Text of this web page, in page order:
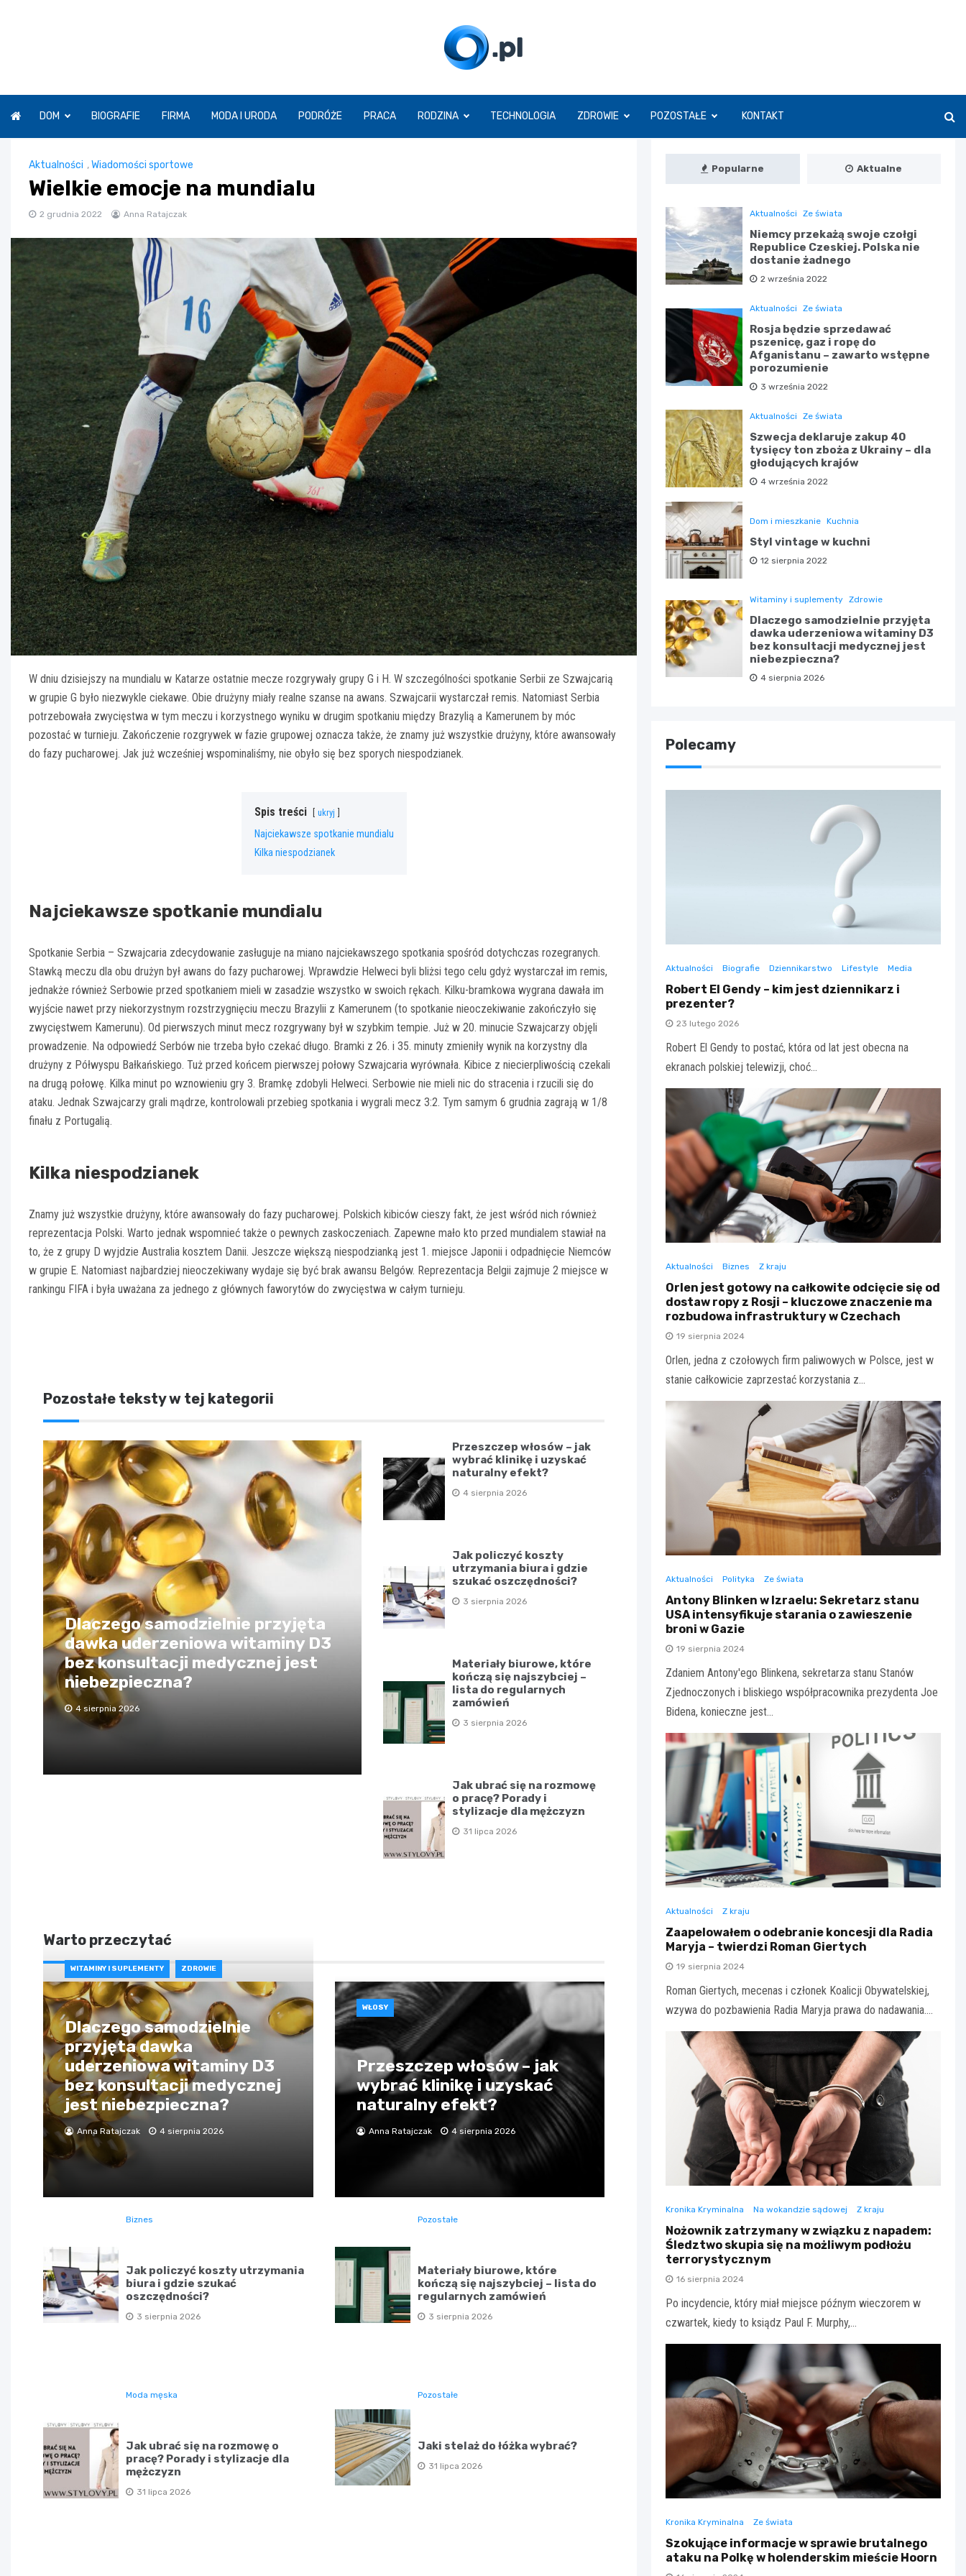
O.pl
DOM BIOGRAFIE FIRMA MODA I URODA PODRÓŻE PRACA RODZINA TECHNOLOGIA ZDROWIE POZOSTAŁE KONTAKT
Aktualności ,Wiadomości sportowe
Wielkie emocje na mundialu
2 grudnia 2022 Anna Ratajczak
W dniu dzisiejszy na mundialu w Katarze ostatnie mecze rozgrywały grupy G i H. W szczególności spotkanie Serbii ze Szwajcarią
w grupie G było niezwykle ciekawe. Obie drużyny miały realne szanse na awans. Szwajcarii wystarczał remis. Natomiast Serbia
potrzebowała zwycięstwa w tym meczu i korzystnego wyniku w drugim spotkaniu między Brazylią a Kamerunem by móc
pozostać w turnieju. Zakończenie rozgrywek w fazie grupowej oznacza także, że znamy już wszystkie drużyny, które awansowały
do fazy pucharowej. Jak już wcześniej wspominaliśmy, nie obyło się bez sporych niespodzianek.
Spis treści ukryj
Najciekawsze spotkanie mundialu
Kilka niespodzianek
Najciekawsze spotkanie mundialu
Spotkanie Serbia – Szwajcaria zdecydowanie zasługuje na miano najciekawszego spotkania spośród dotychczas rozegranych.
Stawką meczu dla obu drużyn był awans do fazy pucharowej. Wprawdzie Helweci byli bliżsi tego celu gdyż wystarczał im remis,
jednakże również Serbowie przed spotkaniem mieli w zasadzie wszystko w swoich rękach. Kilku-bramkowa wygrana dawała im
wyjście nawet przy niekorzystnym rozstrzygnięciu meczu Brazylii z Kamerunem (to spotkanie nieoczekiwanie zakończyło się
zwycięstwem Kamerunu). Od pierwszych minut mecz rozgrywany był w szybkim tempie. Już w 20. minucie Szwajcarzy objęli
prowadzenie. Na odpowiedź Serbów nie trzeba było czekać długo. Bramki z 26. i 35. minuty zmieniły wynik na korzystny dla
drużyny z Półwyspu Bałkańskiego. Tuż przed końcem pierwszej połowy Szwajcaria wyrównała. Kibice z niecierpliwością czekali
na drugą połowę. Kilka minut po wznowieniu gry 3. Bramkę zdobyli Helweci. Serbowie nie mieli nic do stracenia i rzucili się do
ataku. Jednak Szwajcarzy grali mądrze, kontrolowali przebieg spotkania i wygrali mecz 3:2. Tym samym 6 grudnia zagrają w 1/8
finału z Portugalią.
Kilka niespodzianek
Znamy już wszystkie drużyny, które awansowały do fazy pucharowej. Polskich kibiców cieszy fakt, że jest wśród nich również
reprezentacja Polski. Warto jednak wspomnieć także o pewnych zaskoczeniach. Zapewne mało kto przed mundialem stawiał na
to, że z grupy D wyjdzie Australia kosztem Danii. Jeszcze większą niespodzianką jest 1. miejsce Japonii i odpadnięcie Niemców
w grupie E. Natomiast najbardziej nieoczekiwany wydaje się być brak awansu Belgów. Reprezentacja Belgii zajmuje 2 miejsce w
rankingu FIFA i była uważana za jednego z głównych faworytów do zwycięstwa w całym turnieju.
Pozostałe teksty w tej kategorii
Dlaczego samodzielnie przyjęta
dawka uderzeniowa witaminy D3
bez konsultacji medycznej jest
niebezpieczna?
4 sierpnia 2026
Przeszczep włosów – jak
wybrać klinikę i uzyskać
naturalny efekt?
4 sierpnia 2026
Jak policzyć koszty
utrzymania biura i gdzie
szukać oszczędności?
3 sierpnia 2026
Materiały biurowe, które
kończą się najszybciej –
lista do regularnych
zamówień
3 sierpnia 2026
Jak ubrać się na rozmowę
o pracę? Porady i
stylizacje dla mężczyzn
31 lipca 2026
Warto przeczytać
WITAMINY I SUPLEMENTY ZDROWIE
Dlaczego samodzielnie
przyjęta dawka
uderzeniowa witaminy D3
bez konsultacji medycznej
jest niebezpieczna?
Anna Ratajczak 4 sierpnia 2026
WŁOSY
Przeszczep włosów – jak
wybrać klinikę i uzyskać
naturalny efekt?
Anna Ratajczak 4 sierpnia 2026
Biznes
Jak policzyć koszty utrzymania
biura i gdzie szukać
oszczędności?
3 sierpnia 2026
Pozostałe
Materiały biurowe, które
kończą się najszybciej – lista do
regularnych zamówień
3 sierpnia 2026
Moda męska
Jak ubrać się na rozmowę o
pracę? Porady i stylizacje dla
mężczyzn
31 lipca 2026
Pozostałe
Jaki stelaż do łóżka wybrać?
31 lipca 2026
Popularne Aktualne
Aktualności Ze świata
Niemcy przekażą swoje czołgi
Republice Czeskiej. Polska nie
dostanie żadnego
2 września 2022
Aktualności Ze świata
Rosja będzie sprzedawać
pszenicę, gaz i ropę do
Afganistanu – zawarto wstępne
porozumienie
3 września 2022
Aktualności Ze świata
Szwecja deklaruje zakup 40
tysięcy ton zboża z Ukrainy – dla
głodujących krajów
4 września 2022
Dom i mieszkanie Kuchnia
Styl vintage w kuchni
12 sierpnia 2022
Witaminy i suplementy Zdrowie
Dlaczego samodzielnie przyjęta
dawka uderzeniowa witaminy D3
bez konsultacji medycznej jest
niebezpieczna?
4 sierpnia 2026
Polecamy
Aktualności Biografie Dziennikarstwo Lifestyle Media
Robert El Gendy – kim jest dziennikarz i
prezenter?
23 lutego 2026
Robert El Gendy to postać, która od lat jest obecna na
ekranach polskiej telewizji, choć…
Aktualności Biznes Z kraju
Orlen jest gotowy na całkowite odcięcie się od
dostaw ropy z Rosji – kluczowe znaczenie ma
rozbudowa infrastruktury w Czechach
19 sierpnia 2024
Orlen, jedna z czołowych firm paliwowych w Polsce, jest w
stanie całkowicie zaprzestać korzystania z…
Aktualności Polityka Ze świata
Antony Blinken w Izraelu: Sekretarz stanu
USA intensyfikuje starania o zawieszenie
broni w Gazie
19 sierpnia 2024
Zdaniem Antony'ego Blinkena, sekretarza stanu Stanów
Zjednoczonych i bliskiego współpracownika prezydenta Joe
Bidena, konieczne jest…
Aktualności Z kraju
Zaapelowałem o odebranie koncesji dla Radia
Maryja – twierdzi Roman Giertych
19 sierpnia 2024
Roman Giertych, mecenas i członek Koalicji Obywatelskiej,
wzywa do pozbawienia Radia Maryja prawa do nadawania.…
Kronika Kryminalna Na wokandzie sądowej Z kraju
Nożownik zatrzymany w związku z napadem:
Śledztwo skupia się na możliwym podłożu
terrorystycznym
16 sierpnia 2024
Po incydencie, który miał miejsce późnym wieczorem w
czwartek, kiedy to ksiądz Paul F. Murphy,…
Kronika Kryminalna Ze świata
Szokujące informacje w sprawie brutalnego
ataku na Polkę w holenderskim mieście Hoorn